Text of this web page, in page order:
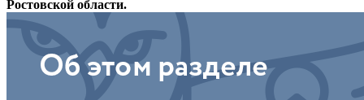
Ростовской области.